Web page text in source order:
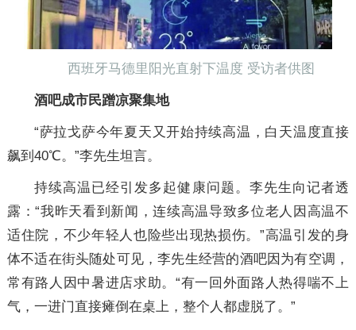
西班牙马德里阳光直射下温度 受访者供图
酒吧成市民蹭凉聚集地
“萨拉戈萨今年夏天又开始持续高温，白天温度直接
飙到40℃。”李先生坦言。
持续高温已经引发多起健康问题。李先生向记者透
露：“我昨天看到新闻，连续高温导致多位老人因高温不
适住院，不少年轻人也险些出现热损伤。”高温引发的身
体不适在街头随处可见，李先生经营的酒吧因为有空调，
常有路人因中暑进店求助。“有一回外面路人热得喘不上
气，一进门直接瘫倒在桌上，整个人都虚脱了。”